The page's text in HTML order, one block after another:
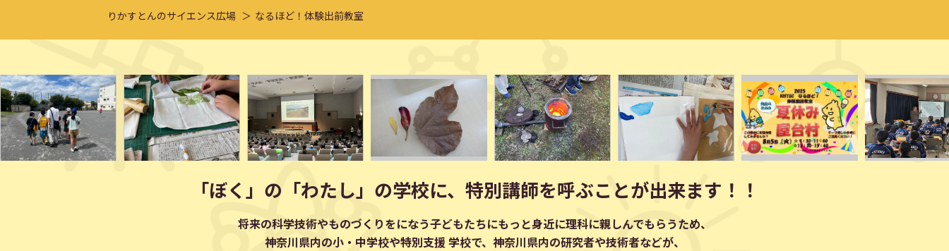
りかすとんのサイエンス広場 なるほど！体験出前教室
「ぼく」の「わたし」の学校に、特別講師を呼ぶことが出来ます！！
将来の科学技術やものづくりをになう子どもたちにもっと身近に理科に親しんでもらうため、
神奈川県内の小・中学校や特別支援 学校で、神奈川県内の研究者や技術者などが、